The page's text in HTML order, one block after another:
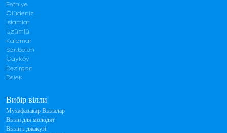
Вибір вілли
Мухафазакар Віллалар
Вілли для молодят
Вілли з джакузі
Fethiye
Ölüdeniz
İslamlar
Üzümlü
Kalamar
Sarıbelen
Çayköy
Bezirgan
Belek